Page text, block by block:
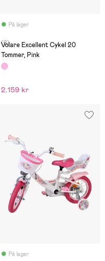
På lager
(0)
Volare Excellent Cykel 20
Tommer, Pink
2.159 kr
På lager